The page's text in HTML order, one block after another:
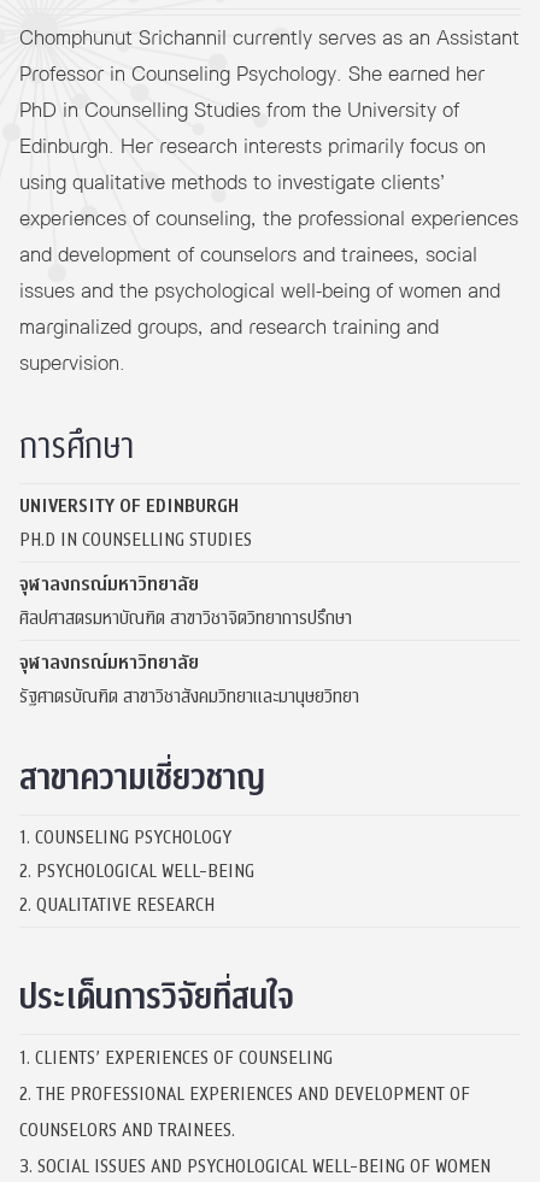
Chomphunut Srichannil currently serves as an Assistant
Professor in Counseling Psychology. She earned her
PhD in Counselling Studies from the University of
Edinburgh. Her research interests primarily focus on
using qualitative methods to investigate clients’
experiences of counseling, the professional experiences
and development of counselors and trainees, social
issues and the psychological well-being of women and
marginalized groups, and research training and
supervision.
การศึกษา
UNIVERSITY OF EDINBURGH
PH.D IN COUNSELLING STUDIES
จุฬาลงกรณ์มหาวิทยาลัย
ศิลปศาสตรมหาบัณฑิต สาขาวิชาจิตวิทยาการปรึกษา
จุฬาลงกรณ์มหาวิทยาลัย
รัฐศาตรบัณฑิต สาขาวิชาสังคมวิทยาและมานุษยวิทยา
สาขาความเชี่ยวชาญ
1. COUNSELING PSYCHOLOGY
2. PSYCHOLOGICAL WELL-BEING
2. QUALITATIVE RESEARCH
ประเด็นการวิจัยที่สนใจ
1. CLIENTS’ EXPERIENCES OF COUNSELING
2. THE PROFESSIONAL EXPERIENCES AND DEVELOPMENT OF
COUNSELORS AND TRAINEES.
3. SOCIAL ISSUES AND PSYCHOLOGICAL WELL-BEING OF WOMEN